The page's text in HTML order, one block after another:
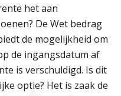
het aan
De Wet bedrag
de mogelijkheid om
de ingangsdatum af
is verschuldigd. Is dit
optie? Het is zaak de